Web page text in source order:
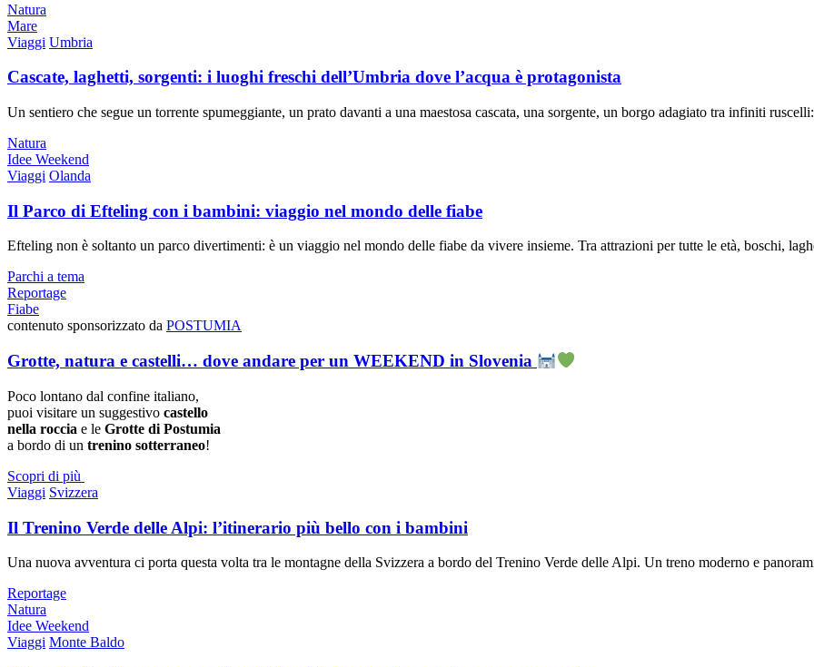
Natura
Mare
Viaggi Umbria
Cascate, laghetti, sorgenti: i luoghi freschi dell’Umbria dove l’acqua è protagonista
Un sentiero che segue un torrente spumeggiante, un prato davanti a una maestosa cascata, una sorgente, un borgo adagiato tra infiniti
Natura
Idee Weekend
Viaggi Olanda
Il Parco di Efteling con i bambini: viaggio nel mondo delle fiabe
Efteling non è soltanto un parco divertimenti: è un viaggio nel mondo delle fiabe da vivere insieme. Tra attrazioni per tutte le età, boschi,
Parchi a tema
Reportage
Fiabe
contenuto sponsorizzato da POSTUMIA
Grotte, natura e castelli… dove andare per un WEEKEND in Slovenia
Poco lontano dal confine italiano,
puoi visitare un suggestivo castello
nella roccia e le Grotte di Postumia
a bordo di un trenino sotterraneo!
Scopri di più
Viaggi Svizzera
Il Trenino Verde delle Alpi: l’itinerario più bello con i bambini
Una nuova avventura ci porta questa volta tra le montagne della Svizzera a bordo del Trenino Verde delle Alpi. Un treno moderno e
Reportage
Natura
Idee Weekend
Viaggi Monte Baldo